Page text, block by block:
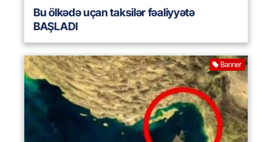
Bu ölkədə uçan taksilər fəaliyyətə
BAŞLADI
Banner